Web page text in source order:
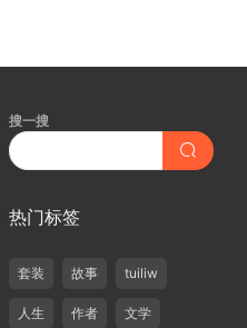
搜一搜
热门标签
套装 故事 tuiliw
人生 作者 文学